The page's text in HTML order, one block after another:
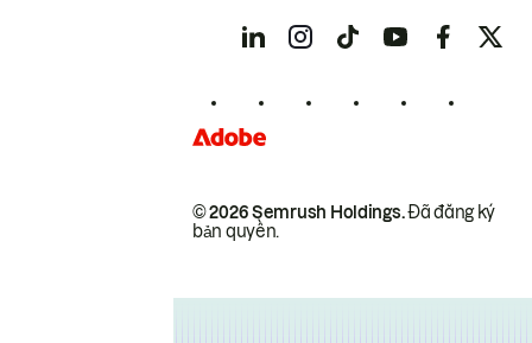
© 2026 Semrush Holdings.Đã đăng ký
bản quyền.